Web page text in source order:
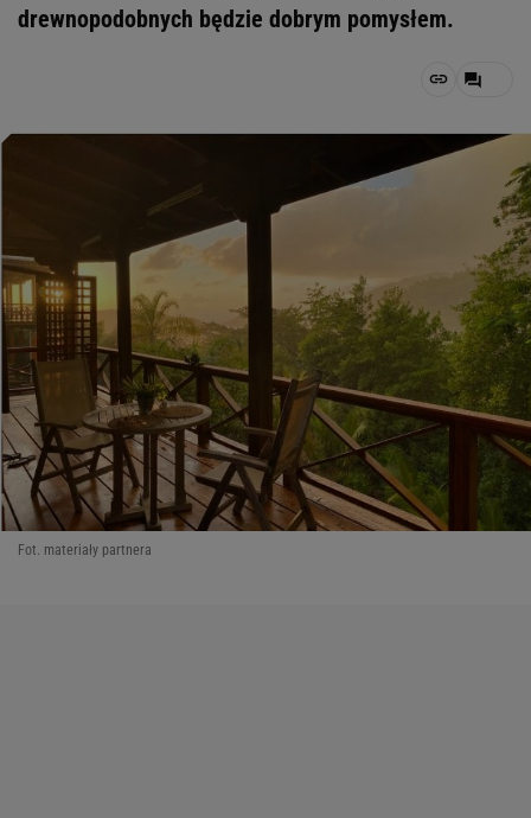
drewnopodobnych będzie dobrym pomysłem.
Fot. materiały partnera